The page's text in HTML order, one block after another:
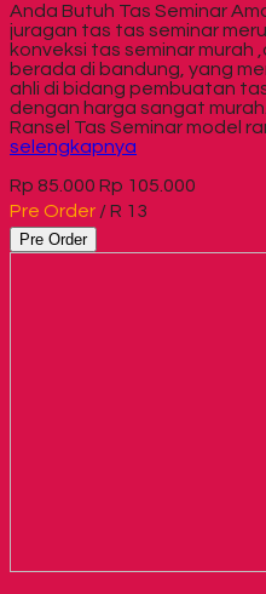
Anda Butuh Tas Seminar
juragan tas tas seminar
konveksi tas seminar murah
berada di bandung, yang
ahli di bidang pembuatan
dengan harga sangat
Ransel Tas Seminar model
selengkapnya
Rp 85.000 Rp 105.000
Pre Order / R 13
Pre Order